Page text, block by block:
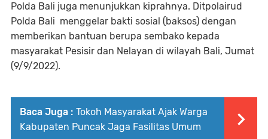
Polda Bali juga menunjukkan kiprahnya. Ditpolairud
Polda Bali menggelar bakti sosial (baksos) dengan
memberikan bantuan berupa sembako kepada
masyarakat Pesisir dan Nelayan di wilayah Bali, Jumat
(9/9/2022).
Baca Juga : Tokoh Masyarakat Ajak Warga
Kabupaten Puncak Jaga Fasilitas Umum